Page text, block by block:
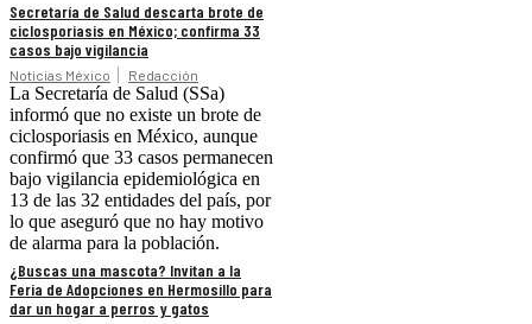
Secretaría de Salud descarta brote de
ciclosporiasis en México; confirma 33
casos bajo vigilancia
Noticias México Redacción
La Secretaría de Salud (SSa)
informó que no existe un brote de
ciclosporiasis en México, aunque
confirmó que 33 casos permanecen
bajo vigilancia epidemiológica en
13 de las 32 entidades del país, por
lo que aseguró que no hay motivo
de alarma para la población.
¿Buscas una mascota? Invitan a la
Feria de Adopciones en Hermosillo para
dar un hogar a perros y gatos